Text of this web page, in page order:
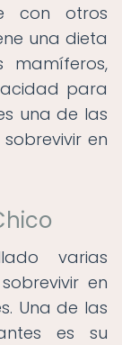
con otros
una dieta
mamíferos,
para
una de las
en
varias
en
Una de las
es su